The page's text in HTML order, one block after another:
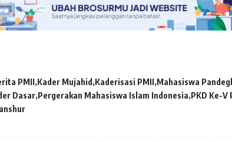
PMII Kader Mujahid Kaderisasi PMII Mahasiswa
Dasar Pergerakan Mahasiswa Islam Indonesia PKD Ke-V